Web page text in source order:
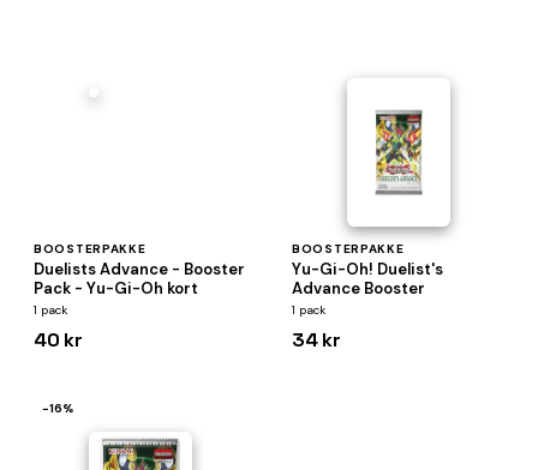
BOOSTERPAKKE
Duelists Advance - Booster
Pack - Yu-Gi-Oh kort
1 pack
40 kr
BOOSTERPAKKE
Yu-Gi-Oh! Duelist's
Advance Booster
1 pack
34 kr
−16%